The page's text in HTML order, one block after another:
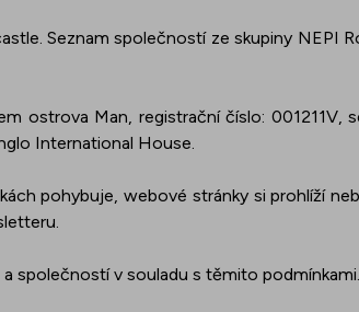
Seznam společností ze skupiny NEPI
ostrova Man, registrační číslo: 001211V,
International House.
pohybuje, webové stránky si prohlíží
společností v souladu s těmito podmínkami.